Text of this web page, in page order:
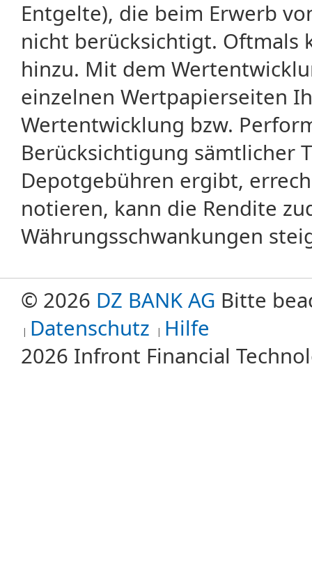
Entgelte), die beim Erwerb
nicht berücksichtigt. Oftmals
hinzu. Mit dem
einzelnen Wertpapierseiten
Wertentwicklung bzw.
Berücksichtigung sämtlicher
Depotgebühren ergibt,
notieren, kann die Rendite
Währungsschwankungen
© 2026 DZ BANK AG Bitte
Datenschutz Hilfe
2026 Infront Financial